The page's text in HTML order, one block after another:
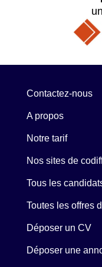
Contactez-nous
A propos
Notre tarif
Nos sites de
Tous les
Toutes les offres
Déposer un CV
Déposer une